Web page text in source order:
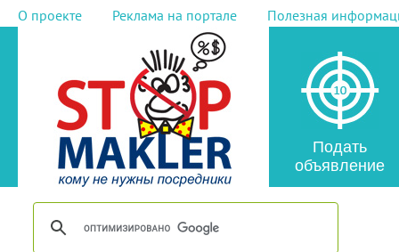
О проекте Реклама на портале Полезная
Подать
объявление